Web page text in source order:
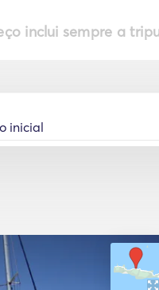
inclui sempre a